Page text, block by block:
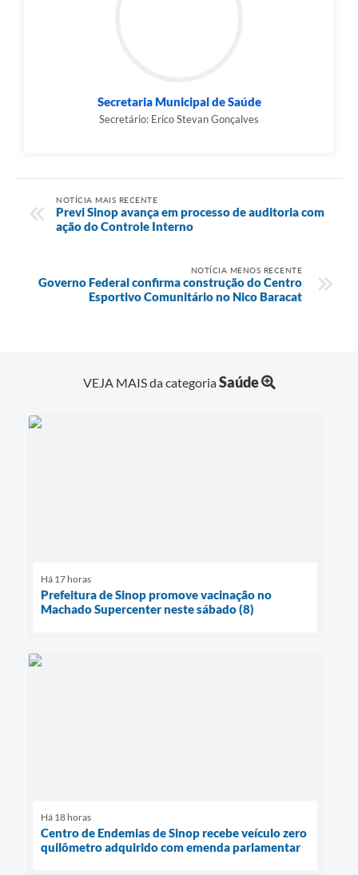
Secretaria Municipal de Saúde
Secretário: Erico Stevan Gonçalves
NOTÍCIA MAIS RECENTE
Previ Sinop avança em processo de auditoria com
ação do Controle Interno
NOTÍCIA MENOS RECENTE
Governo Federal confirma construção do Centro
Esportivo Comunitário no Nico Baracat
VEJA MAIS da categoriaSaúde
Há 17 horas
Prefeitura de Sinop promove vacinação no
Machado Supercenter neste sábado (8)
Há 18 horas
Centro de Endemias de Sinop recebe veículo zero
quilômetro adquirido com emenda parlamentar